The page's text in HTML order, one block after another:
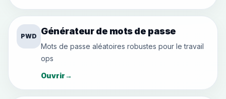
PWD Générateur de mots de passe
Mots de passe aléatoires robustes pour le travail
ops
Ouvrir→